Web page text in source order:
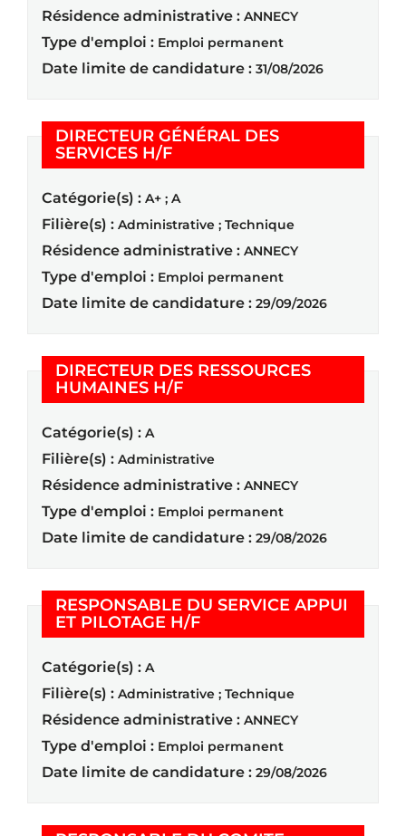
Résidence administrative : ANNECY
Type d'emploi : Emploi permanent
Date limite de candidature : 31/08/2026
DIRECTEUR GÉNÉRAL DES
SERVICES H/F(Nouvelle fenêtre)
Catégorie(s) : A+ ; A
Filière(s) : Administrative ; Technique
Résidence administrative : ANNECY
Type d'emploi : Emploi permanent
Date limite de candidature : 29/09/2026
DIRECTEUR DES RESSOURCES
HUMAINES H/F(Nouvelle fenêtre)
Catégorie(s) : A
Filière(s) : Administrative
Résidence administrative : ANNECY
Type d'emploi : Emploi permanent
Date limite de candidature : 29/08/2026
RESPONSABLE DU SERVICE APPUI
ET PILOTAGE H/F(Nouvelle fenêtre)
Catégorie(s) : A
Filière(s) : Administrative ; Technique
Résidence administrative : ANNECY
Type d'emploi : Emploi permanent
Date limite de candidature : 29/08/2026